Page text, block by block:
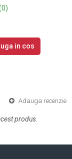
in cos
Adauga recenzie
produs.